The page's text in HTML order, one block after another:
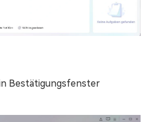
Bestätigungsfenster